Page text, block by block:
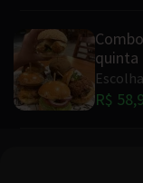
quinta
R$